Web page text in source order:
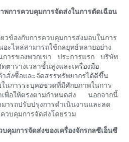
พการควบคุมการจัดส่งในการตัดเฉือน
วข้องกับการควบคุมการส่งมอบในการ
ะไหล่สามารถใช้กลยุทธ์หลายอย่าง
การของพวกเขา ประการแรก บริษัท
ตารางเวลาขั้นสูงและเครื่องมือ
ำสั่งซื้อและจัดสรรทรัพยากรได้ดีขึ้น
ในการระบุคอขวดที่มีศักยภาพในการ
เพื่อให้ตรงตามกำหนดส่ง นอกจากนี้
ารถปรับปรุงการดำเนินงานและลด
วบคุมการจัดส่งโดยรวม
คุมการจัดส่งของเครื่องจักรกลซีเอ็นซี